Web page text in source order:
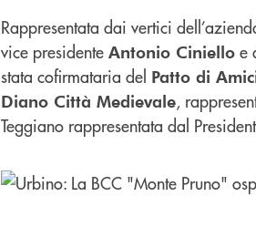
Rappresentata dai vertici
vice presidente Antonio Ciniello e
stata cofirmataria del Patto di
Diano Città Medievale,
Teggiano rappresentata dal